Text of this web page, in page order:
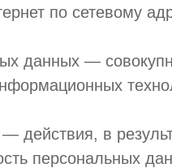
по сетевому
данных —
в
персональных